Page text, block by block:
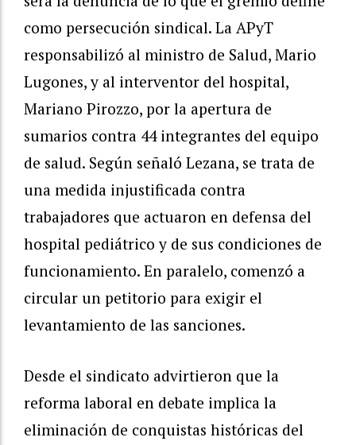
como persecución sindical. La APyT
responsabilizó al ministro de Salud, Mario
Lugones, y al interventor del hospital,
Mariano Pirozzo, por la apertura de
sumarios contra 44 integrantes del equipo
de salud. Según señaló Lezana, se trata de
una medida injustificada contra
trabajadores que actuaron en defensa del
hospital pediátrico y de sus condiciones de
funcionamiento. En paralelo, comenzó a
circular un petitorio para exigir el
levantamiento de las sanciones.
Desde el sindicato advirtieron que la
reforma laboral en debate implica la
eliminación de conquistas históricas del